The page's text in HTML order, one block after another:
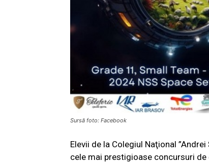
Sursă foto: Facebook
Elevii de la Colegiul Naţional
cele mai prestigioase concursuri